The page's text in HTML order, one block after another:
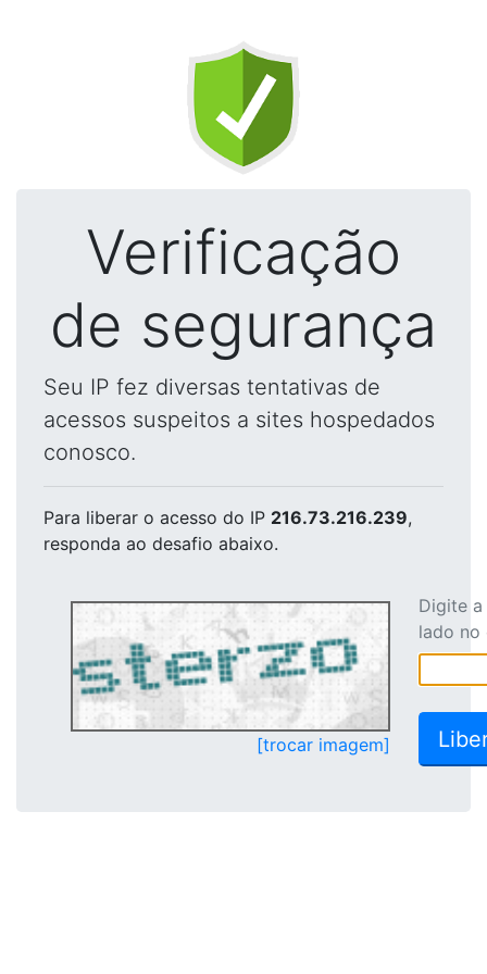
Verificação
de segurança
Seu IP fez diversas tentativas de
acessos suspeitos a sites hospedados
conosco.
Para liberar o acesso do IP 216.73.216.239,
responda ao desafio abaixo.
[trocar imagem]
Digite
lado no